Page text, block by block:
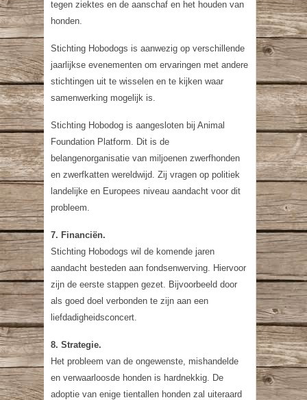
tegen ziektes en de aanschaf en het houden van
honden.
Stichting Hobodogs is aanwezig op verschillende
jaarlijkse evenementen om ervaringen met andere
stichtingen uit te wisselen en te kijken waar
samenwerking mogelijk is.
Stichting Hobodog is aangesloten bij Animal
Foundation Platform. Dit is de
belangenorganisatie van miljoenen zwerfhonden
en zwerfkatten wereldwijd. Zij vragen op politiek
landelijke en Europees niveau aandacht voor dit
probleem.
7. Financiën.
Stichting Hobodogs wil de komende jaren
aandacht besteden aan fondsenwerving. Hiervoor
zijn de eerste stappen gezet. Bijvoorbeeld door
als goed doel verbonden te zijn aan een
liefdadigheidsconcert.
8. Strategie.
Het probleem van de ongewenste, mishandelde
en verwaarloosde honden is hardnekkig. De
adoptie van enige tientallen honden zal uiteraard